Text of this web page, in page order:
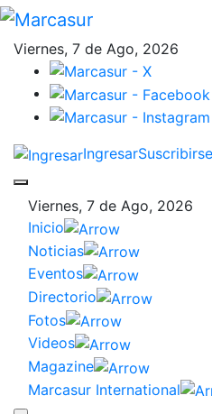
Viernes, 7 de Ago, 2026
IngresarSuscribirse
Viernes, 7 de Ago, 2026
Inicio
Noticias
Eventos
Directorio
Fotos
Videos
Magazine
Marcasur International